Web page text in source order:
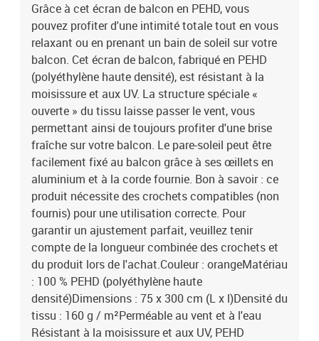
aluminiumCorde synthétique de 12 m incluseAssemblage requis :
Grâce à cet écran de balcon en PEHD, vous
pouvez profiter d'une intimité totale tout en vous
relaxant ou en prenant un bain de soleil sur votre
balcon. Cet écran de balcon, fabriqué en PEHD
(polyéthylène haute densité), est résistant à la
moisissure et aux UV. La structure spéciale «
ouverte » du tissu laisse passer le vent, vous
permettant ainsi de toujours profiter d'une brise
fraîche sur votre balcon. Le pare-soleil peut être
facilement fixé au balcon grâce à ses œillets en
aluminium et à la corde fournie. Bon à savoir : ce
produit nécessite des crochets compatibles (non
fournis) pour une utilisation correcte. Pour
garantir un ajustement parfait, veuillez tenir
compte de la longueur combinée des crochets et
du produit lors de l'achat.Couleur : orangeMatériau
: 100 % PEHD (polyéthylène haute
densité)Dimensions : 75 x 300 cm (L x l)Densité du
tissu : 160 g / m²Perméable au vent et à l'eau
Résistant à la moisissure et aux UV, PEHD